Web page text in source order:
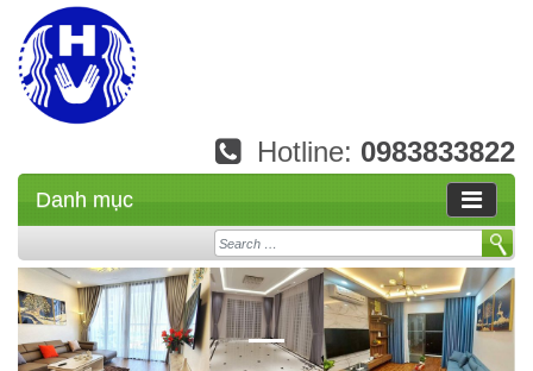
Hotline: 0983833822
Danh mục
Search